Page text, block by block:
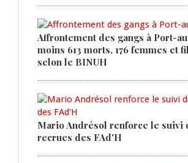
Affrontement des gangs à Port-
moins 613 morts, 176 femmes et
selon le BINUH
Mario Andrésol renforce le suivi
recrues des FAd'H